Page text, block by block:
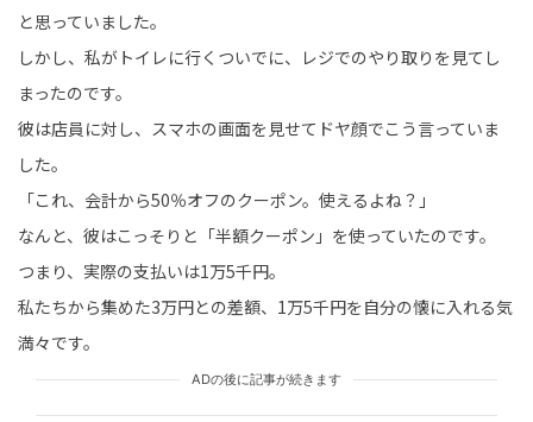
と思っていました。
しかし、私がトイレに行くついでに、レジでのやり取りを見てし
まったのです。
彼は店員に対し、スマホの画面を見せてドヤ顔でこう言っていま
した。
「これ、会計から50％オフのクーポン。使えるよね？」
なんと、彼はこっそりと「半額クーポン」を使っていたのです。
つまり、実際の支払いは1万5千円。
私たちから集めた3万円との差額、1万5千円を自分の懐に入れる気
満々です。
ADの後に記事が続きます